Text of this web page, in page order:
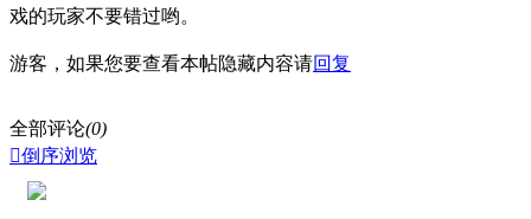
戏的玩家不要错过哟。
游客，如果您要查看本帖隐藏内容请回复
全部评论(0)
倒序浏览